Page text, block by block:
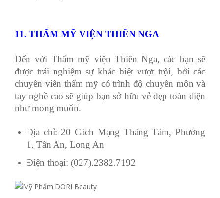
11. THẨM MỸ VIỆN THIÊN NGA
Đến với Thẩm mỹ viện Thiên Nga, các bạn sẽ
được trải nghiệm sự khác biệt vượt trội, bởi các
chuyên viên thẩm mỹ có trình độ chuyên môn và
tay nghề cao sẽ giúp bạn sở hữu vẻ đẹp toàn diện
như mong muốn.
Địa chỉ: 20 Cách Mạng Tháng Tám, Phường
1, Tân An, Long An
Điện thoại: (027).2382.7192